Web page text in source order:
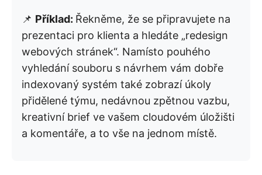
📌 Příklad: Řekněme, že se připravujete na
prezentaci pro klienta a hledáte „redesign
webových stránek“. Namísto pouhého
vyhledání souboru s návrhem vám dobře
indexovaný systém také zobrazí úkoly
přidělené týmu, nedávnou zpětnou vazbu,
kreativní brief ve vašem cloudovém úložišti
a komentáře, a to vše na jednom místě.